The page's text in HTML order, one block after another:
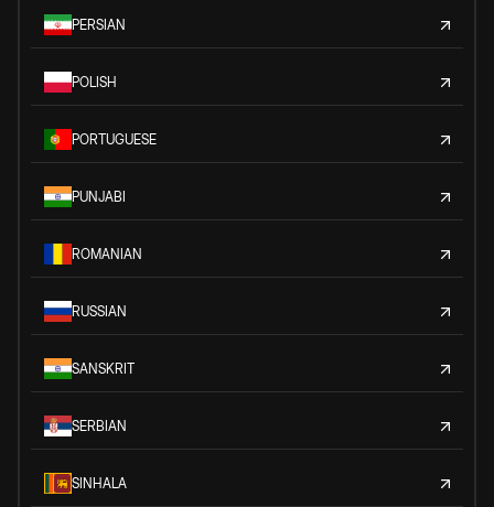
PERSIAN
POLISH
PORTUGUESE
PUNJABI
ROMANIAN
RUSSIAN
SANSKRIT
SERBIAN
SINHALA